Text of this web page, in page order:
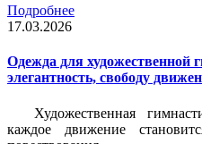
Подробнее
17.03.2026
Одежда для художественной
элегантность, свободу
Художественная
каждое движение